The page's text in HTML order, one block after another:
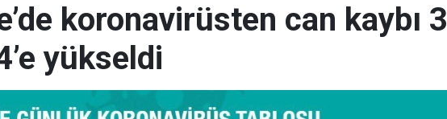
koronavirüsten can kaybı 3
yükseldi